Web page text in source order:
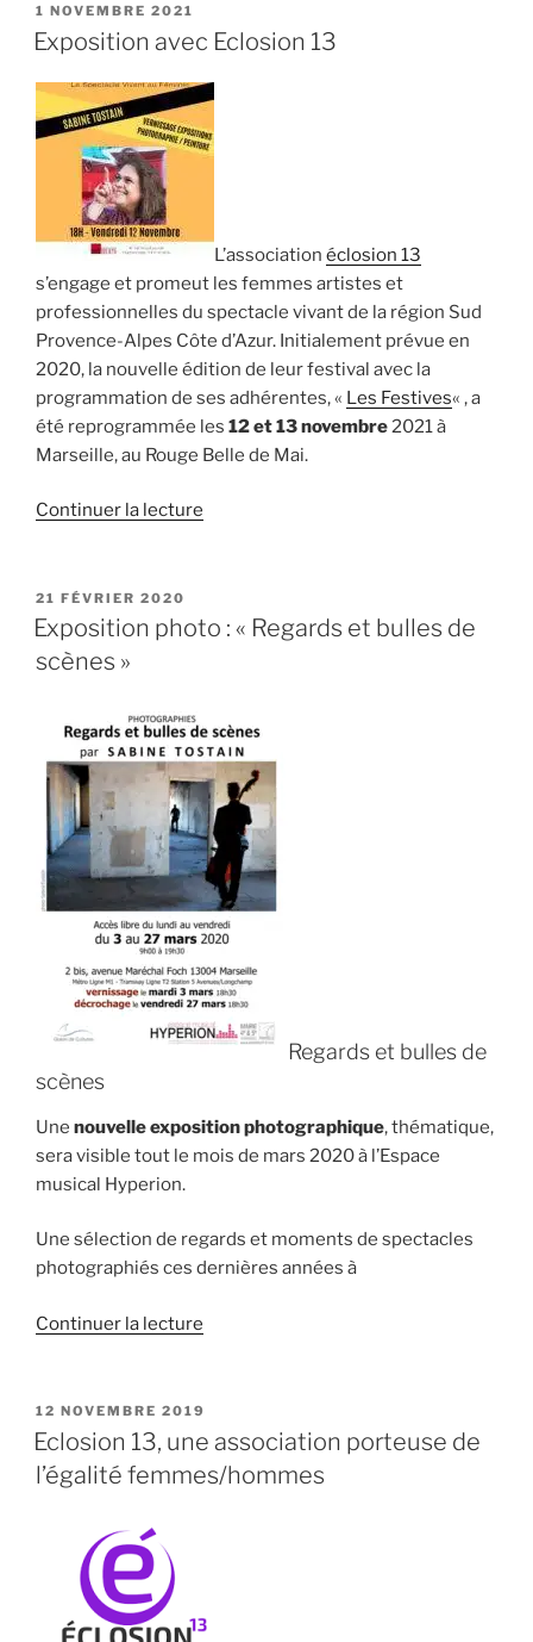
2024
spectacles
rue
PUBLIÉ
LE
1 NOVEMBRE 2021
Exposition avec Eclosion 13
L’association éclosion 13
s’engage et promeut les femmes artistes et
professionnelles du spectacle vivant de la région Sud
Provence-Alpes Côte d’Azur. Initialement prévue en
2020, la nouvelle édition de leur festival avec la
programmation de ses adhérentes, « Les Festives« , a
été reprogrammée les 12 et 13 novembre 2021 à
Marseille, au Rouge Belle de Mai.
Continuer la lecture
13 »
PUBLIÉ
LE
21 FÉVRIER 2020
Exposition photo : « Regards et bulles de
scènes »
Regards et bulles de
scènes
Une nouvelle exposition photographique, thématique,
sera visible tout le mois de mars 2020 à l’Espace
musical Hyperion.
Une sélection de regards et moments de spectacles
photographiés ces dernières années à
Continuer la lecture
:
« Regards
et
PUBLIÉ
LE
12 NOVEMBRE 2019
Eclosion 13, une association porteuse de
l’égalité femmes/hommes